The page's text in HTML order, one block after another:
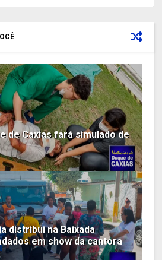
de Caxias fará simulado de
distribui na Baixada
em show da cantora